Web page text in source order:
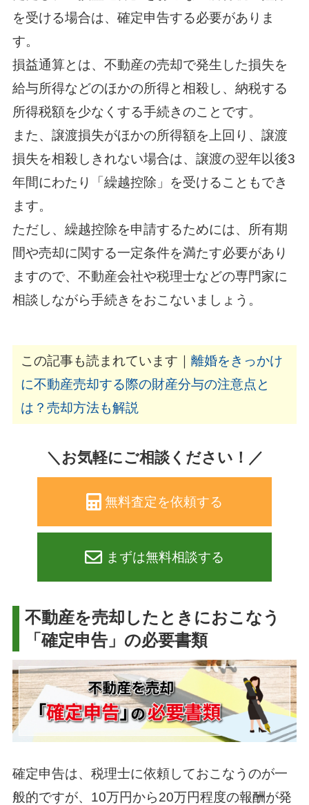
を受ける場合は、確定申告する必要がありま
す。
損益通算とは、不動産の売却で発生した損失を
給与所得などのほかの所得と相殺し、納税する
所得税額を少なくする手続きのことです。
また、譲渡損失がほかの所得額を上回り、譲渡
損失を相殺しきれない場合は、譲渡の翌年以後3
年間にわたり「繰越控除」を受けることもでき
ます。
ただし、繰越控除を申請するためには、所有期
間や売却に関する一定条件を満たす必要があり
ますので、不動産会社や税理士などの専門家に
相談しながら手続きをおこないましょう。
この記事も読まれています｜ 離婚をきっかけ
に不動産売却する際の財産分与の注意点と
は？売却方法も解説
＼お気軽にご相談ください！／
無料査定を依頼する
まずは無料相談する
不動産を売却したときにおこなう
「確定申告」の必要書類
確定申告は、税理士に依頼しておこなうのが一
般的ですが、10万円から20万円程度の報酬が発